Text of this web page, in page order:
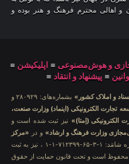
و اهالی محترم فرهنگ و هنر بوده و
و هوش‌مصنوعی ≡ اپلیکیشن ≡
≡ پیشنهاد و انتقاد ≡
و املاک کشور»
بشماره‌های: ۲۸۰۹۲۹ و
تجارت الکترونیکی (اینماد) وزارت صنعت،
الکترونیکی (اِمتا)» نیز ثبت شده است و
وزارت فرهنگ و ارشاد» و در «مرکز
بشماره شامَد: ۱-۳-۶۵-۷۱۲۳۹۹-۱-۱ ، نیز به ثبت
محفوظ است و تحت قانون حمایت از حقوق